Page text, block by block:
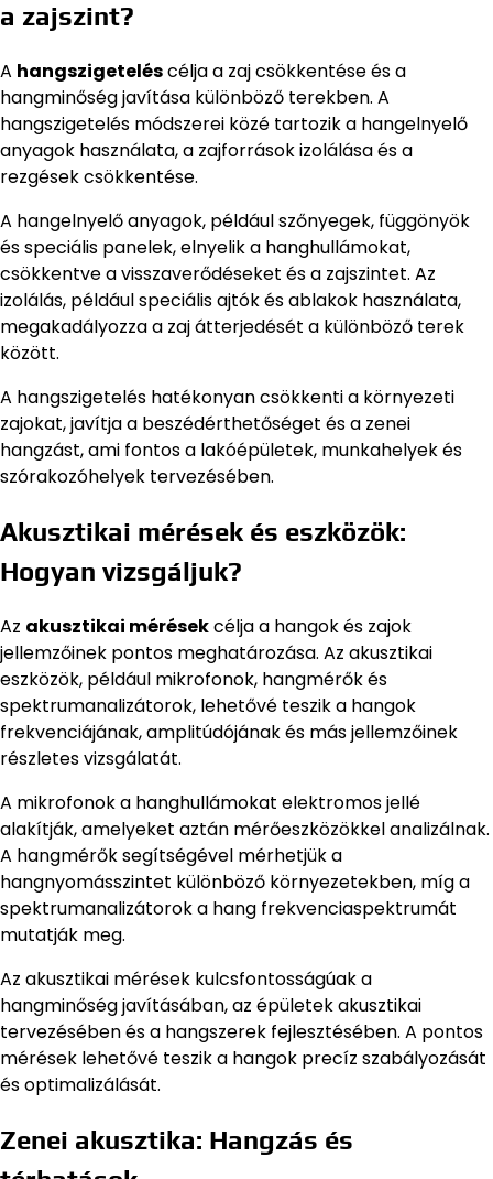
a zajszint?
A hangszigeteléscélja a zaj csökkentése és a
hangminőség javítása különböző terekben. A
hangszigetelés módszerei közé tartozik a hangelnyelő
anyagok használata, a zajforrások izolálása és a
rezgések csökkentése.
A hangelnyelő anyagok, például szőnyegek, függönyök
és speciális panelek, elnyelik a hanghullámokat,
csökkentve a visszaverődéseket és a zajszintet. Az
izolálás, például speciális ajtók és ablakok használata,
megakadályozza a zaj átterjedését a különböző terek
között.
A hangszigetelés hatékonyan csökkenti a környezeti
zajokat, javítja a beszédérthetőséget és a zenei
hangzást, ami fontos a lakóépületek, munkahelyek és
szórakozóhelyek tervezésében.
Akusztikai mérések és eszközök:
Hogyan vizsgáljuk?
Az akusztikai mérésekcélja a hangok és zajok
jellemzőinek pontos meghatározása. Az akusztikai
eszközök, például mikrofonok, hangmérők és
spektrumanalizátorok, lehetővé teszik a hangok
frekvenciájának, amplitúdójának és más jellemzőinek
részletes vizsgálatát.
A mikrofonok a hanghullámokat elektromos jellé
alakítják, amelyeket aztán mérőeszközökkel analizálnak.
A hangmérők segítségével mérhetjük a
hangnyomásszintet különböző környezetekben, míg a
spektrumanalizátorok a hang frekvenciaspektrumát
mutatják meg.
Az akusztikai mérések kulcsfontosságúak a
hangminőség javításában, az épületek akusztikai
tervezésében és a hangszerek fejlesztésében. A pontos
mérések lehetővé teszik a hangok precíz szabályozását
és optimalizálását.
Zenei akusztika: Hangzás és